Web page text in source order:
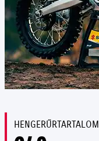
HENGERŰRTARTALOM